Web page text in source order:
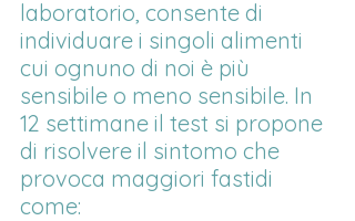
laboratorio, consente di
individuare i singoli alimenti
cui ognuno di noi è più
sensibile o meno sensibile. In
12 settimane il test si propone
di risolvere il sintomo che
provoca maggiori fastidi
come: